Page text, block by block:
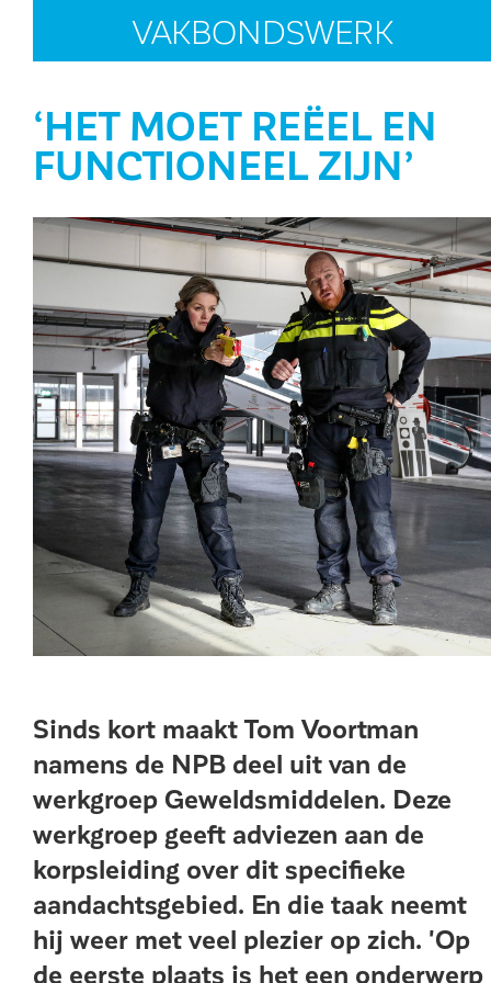
VAKBONDSWERK
‘HET MOET REËEL EN
FUNCTIONEEL ZIJN’
Sinds kort maakt Tom Voortman
namens de NPB deel uit van de
werkgroep Geweldsmiddelen. Deze
werkgroep geeft adviezen aan de
korpsleiding over dit specifieke
aandachtsgebied. En die taak neemt
hij weer met veel plezier op zich. 'Op
de eerste plaats is het een onderwerp